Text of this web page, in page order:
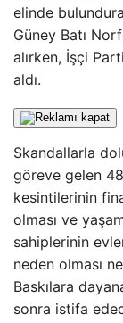
elinde
Güney Batı
alırken, İşçi
aldı.
Skandallarla
göreve gelen
kesintilerinin
olması ve
sahiplerinin
neden olması
Baskılara
sonra istifa